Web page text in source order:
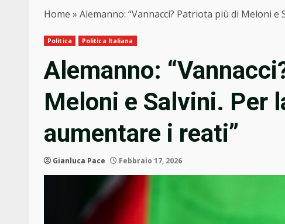
Home » Alemanno: “Vannacci? Patriota più di Meloni
Politica Politica Italiana
Alemanno:
Meloni e Salvini. Per
aumentare i reati”
Gianluca Pace Febbraio 17, 2026